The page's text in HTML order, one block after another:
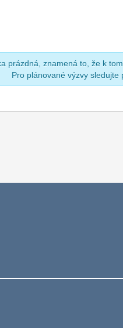
prázdná, znamená to, že k
Pro plánované výzvy sledujte